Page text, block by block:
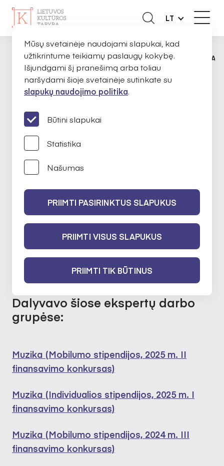
LT
PAGRINDINISAPIE MUS EKSPERTAI DOMANTAS
Domantas Razauskas
Alternatyvioji muzika
2024-02-14 iki 2026-02-14
Alternatyvioji muzika
2021-06-21 iki 2023-06-21
Dalyvavo šiose ekspertų darbo
grupėse:
Muzika (Mobilumo stipendijos, 2025 m. II
finansavimo konkursas)
Muzika (Individualios stipendijos, 2025 m. I
finansavimo konkursas)
Muzika (Mobilumo stipendijos, 2024 m. III
finansavimo konkursas)
Mūsų svetainėje naudojami slapukai, kad
užtikrintume teikiamų paslaugų kokybę.
Išjundgami šį pranešimą arba toliau
naršydami šioje svetainėje sutinkate su
slapukų naudojimo politika.
Būtini slapukai
Statistika
Našumas
PRIIMTI PASIRINKTUS SLAPUKUS
PRIIMTI VISUS SLAPUKUS
PRIIMTI TIK BŪTINUS